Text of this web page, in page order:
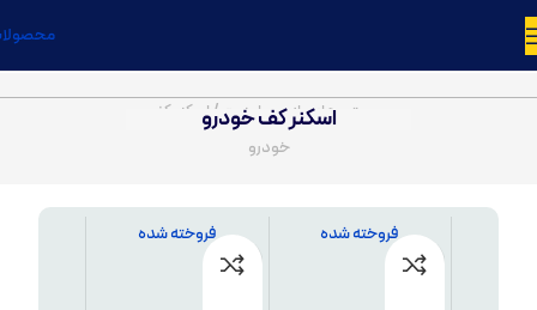
اسکنر کف خودرو
سیستم های بازرسی امنیت / اسکنر کف
خودرو
فروخته شده فروخته شده